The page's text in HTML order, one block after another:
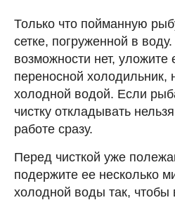
Только что пойманную
сетке, погруженной в
возможности нет, уложите
переносной
холодной водой. Если
чистку откладывать
работе сразу.
Перед чисткой уже
подержите ее несколько
холодной воды так, чтобы